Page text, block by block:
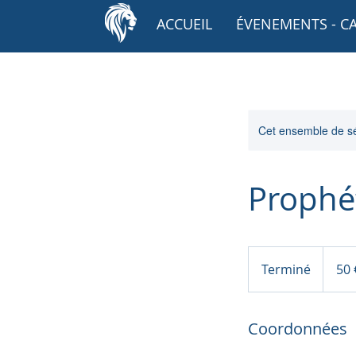
ACCUEIL ÉVENEMENTS -
Cet ensemble de
Terminé
e
m
50
Coordonnées